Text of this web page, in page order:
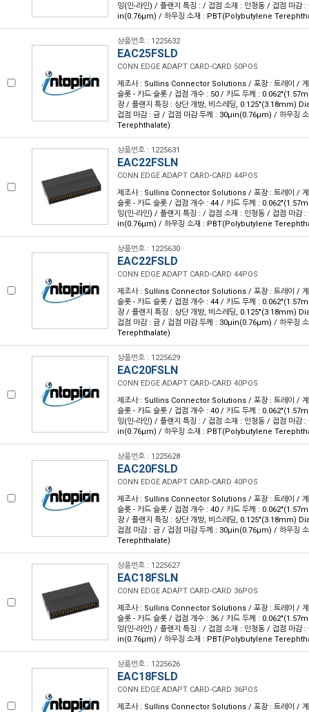
잉(인-라인) / 플랜지 특징 : / 접점 소재 : 인청동 / 접점 마감
in(0.76µm) / 하우징 소재 : PBT(Polybutylene
상품번호 : 1225632
EAC25FSLD
CONN EDGE ADAPT CARD-CARD 50POS
제조사 : Sullins Connector Solutions / 포장 : 트레이 / 계
슬롯 - 카드 슬롯 / 접점 개수 : 50 / 카드 두께 :
장 / 플랜지 특징 : 상단 개방, 비스레딩, 0.125"(3.18mm)
접점 마감 : 금 / 접점 마감 두께 : 30µin(0.76µm) / 하우징
Terephthalate)
상품번호 : 1225631
EAC22FSLN
CONN EDGE ADAPT CARD-CARD 44POS
제조사 : Sullins Connector Solutions / 포장 : 트레이 / 계
슬롯 - 카드 슬롯 / 접점 개수 : 44 / 카드 두께 :
잉(인-라인) / 플랜지 특징 : / 접점 소재 : 인청동 / 접점 마감
in(0.76µm) / 하우징 소재 : PBT(Polybutylene
상품번호 : 1225630
EAC22FSLD
CONN EDGE ADAPT CARD-CARD 44POS
제조사 : Sullins Connector Solutions / 포장 : 트레이 / 계
슬롯 - 카드 슬롯 / 접점 개수 : 44 / 카드 두께 :
장 / 플랜지 특징 : 상단 개방, 비스레딩, 0.125"(3.18mm)
접점 마감 : 금 / 접점 마감 두께 : 30µin(0.76µm) / 하우징
Terephthalate)
상품번호 : 1225629
EAC20FSLN
CONN EDGE ADAPT CARD-CARD 40POS
제조사 : Sullins Connector Solutions / 포장 : 트레이 / 계
슬롯 - 카드 슬롯 / 접점 개수 : 40 / 카드 두께 :
잉(인-라인) / 플랜지 특징 : / 접점 소재 : 인청동 / 접점 마감
in(0.76µm) / 하우징 소재 : PBT(Polybutylene
상품번호 : 1225628
EAC20FSLD
CONN EDGE ADAPT CARD-CARD 40POS
제조사 : Sullins Connector Solutions / 포장 : 트레이 / 계
슬롯 - 카드 슬롯 / 접점 개수 : 40 / 카드 두께 :
장 / 플랜지 특징 : 상단 개방, 비스레딩, 0.125"(3.18mm)
접점 마감 : 금 / 접점 마감 두께 : 30µin(0.76µm) / 하우징
Terephthalate)
상품번호 : 1225627
EAC18FSLN
CONN EDGE ADAPT CARD-CARD 36POS
제조사 : Sullins Connector Solutions / 포장 : 트레이 / 계
슬롯 - 카드 슬롯 / 접점 개수 : 36 / 카드 두께 :
잉(인-라인) / 플랜지 특징 : / 접점 소재 : 인청동 / 접점 마감
in(0.76µm) / 하우징 소재 : PBT(Polybutylene
상품번호 : 1225626
EAC18FSLD
CONN EDGE ADAPT CARD-CARD 36POS
제조사 : Sullins Connector Solutions / 포장 : 트레이 / 계